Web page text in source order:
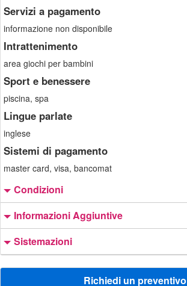
Servizi a pagamento
informazione non disponibile
Intrattenimento
area giochi per bambini
Sport e benessere
piscina, spa
Lingue parlate
inglese
Sistemi di pagamento
master card, visa, bancomat
Condizioni
Informazioni Aggiuntive
Sistemazioni
Richiedi un preventivo